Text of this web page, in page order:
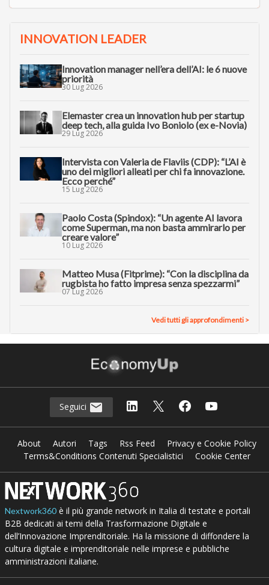
INNOVATION LEADER
Innovation manager nell’era dell’AI: le 6 nuove
priorità
30 Lug 2026
Elemaster crea un innovation hub per startup
deep tech, alla guida Ivo Boniolo (ex e-Novia)
29 Lug 2026
Intervista con Valeria de Flaviis (CDP): “L’AI è
uno dei migliori alleati per chi fa innovazione.
Ecco perché”
15 Lug 2026
Paolo Costa (Spindox): “Un agente AI lavora
come Superman, ma non basta ammirarlo per
creare valore”
10 Lug 2026
Matteo Musa (Fitprime): “Con la disciplina da
rugbista ho fatto impresa senza spezzarmi”
07 Lug 2026
Vedi tutti gli approfondimenti >
Seguici
About Autori Tags Rss Feed
Privacy e Cookie Policy
Terms&Conditions Contenuti Specialistici
Cookie Center
Nextwork360è il più grande network in Italia di testate e portali
B2B dedicati ai temi della Trasformazione Digitale e
dell’Innovazione Imprenditoriale. Ha la missione di diffondere la
cultura digitale e imprenditoriale nelle imprese e pubbliche
amministrazioni italiane.